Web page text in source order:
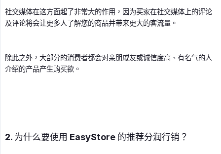
社交媒体在这方面起了非常大的作用，因为买家在社交媒体上的评论
及评论将会让更多人了解您的商品并带来更大的客流量。
除此之外，大部分的消费者都会对亲朋戚友或诚信度高、有名气的人
介绍的产品产生购买欲。
2. 为什么要使用 EasyStore 的推荐分润行销？